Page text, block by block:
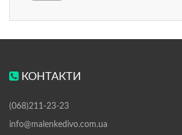
КОНТАКТИ
(068)211-23-23
info@malenkedivo.com.ua